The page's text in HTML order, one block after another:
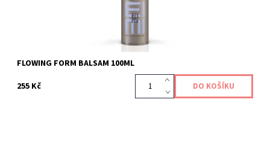
FLOWING FORM BALSAM 100ML
255 Kč